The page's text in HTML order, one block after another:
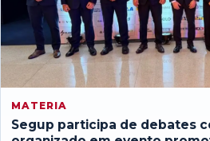
MATERIA
Segup participa de debates